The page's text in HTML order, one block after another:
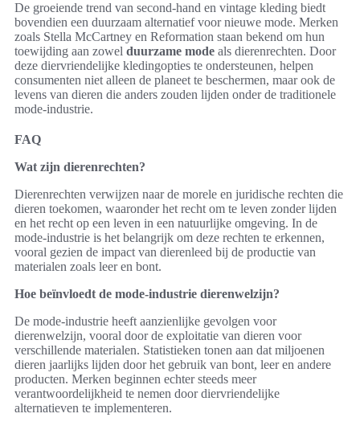
De groeiende trend van second-hand en vintage kleding biedt
bovendien een duurzaam alternatief voor nieuwe mode. Merken
zoals Stella McCartney en Reformation staan bekend om hun
toewijding aan zowel duurzame mode als dierenrechten. Door
deze diervriendelijke kledingopties te ondersteunen, helpen
consumenten niet alleen de planeet te beschermen, maar ook de
levens van dieren die anders zouden lijden onder de traditionele
mode-industrie.
FAQ
Wat zijn dierenrechten?
Dierenrechten verwijzen naar de morele en juridische rechten die
dieren toekomen, waaronder het recht om te leven zonder lijden
en het recht op een leven in een natuurlijke omgeving. In de
mode-industrie is het belangrijk om deze rechten te erkennen,
vooral gezien de impact van dierenleed bij de productie van
materialen zoals leer en bont.
Hoe beïnvloedt de mode-industrie dierenwelzijn?
De mode-industrie heeft aanzienlijke gevolgen voor
dierenwelzijn, vooral door de exploitatie van dieren voor
verschillende materialen. Statistieken tonen aan dat miljoenen
dieren jaarlijks lijden door het gebruik van bont, leer en andere
producten. Merken beginnen echter steeds meer
verantwoordelijkheid te nemen door diervriendelijke
alternatieven te implementeren.